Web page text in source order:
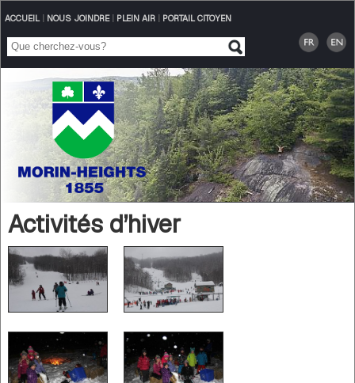
ACCUEIL| NOUS JOINDRE| PLEIN AIR| PORTAIL CITOYEN
Activités d’hiver